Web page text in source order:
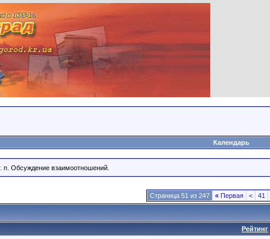
Календарь
Обсуждение взаимоотношений.
Страница 51 из 247 « Первая < 41
Рейтинг